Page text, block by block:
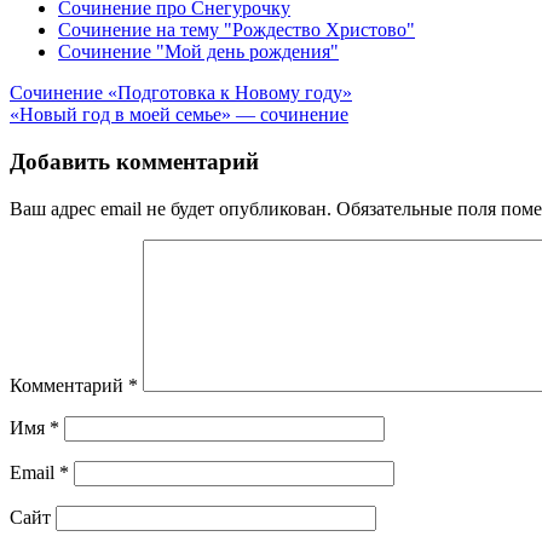
Сочинение про Снегурочку
Сочинение на тему "Рождество Христово"
Сочинение "Мой день рождения"
Навигация
по
записям
Сочинение «Подготовка к Новому году»
«Новый год в моей семье» — сочинение
Добавить комментарий
Ваш адрес email не будет опубликован. Обязательные поля
Комментарий *
Имя *
Email *
Сайт